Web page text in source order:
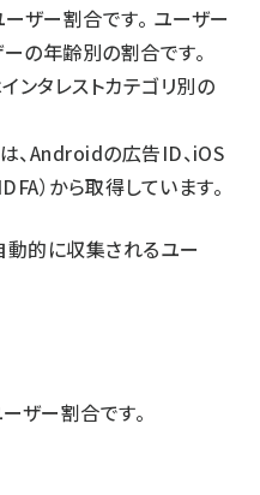
ザー割合です。 ユーザー
の年齢別の割合です。
ンタレストカテゴリ別の
、Androidの広告ID、iOS
）から取得しています。
動的に収集されるユー
ザー割合です。